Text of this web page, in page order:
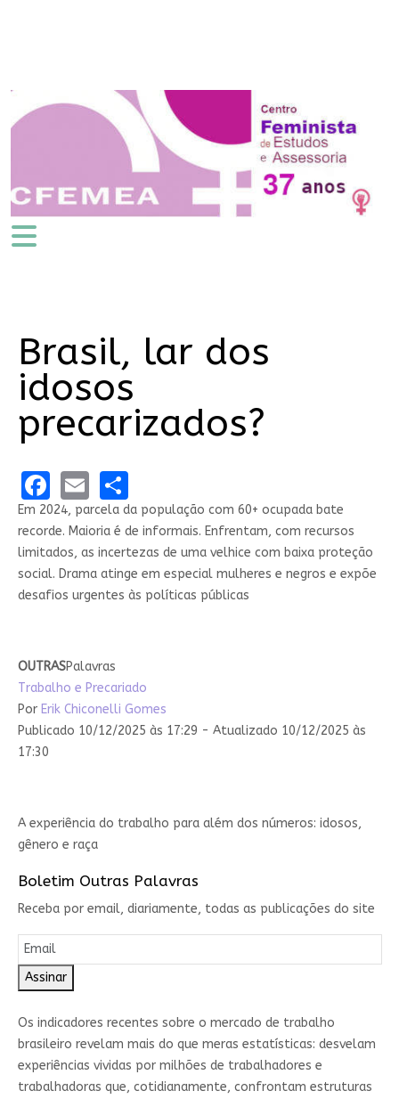
Brasil, lar dos
idosos
precarizados?
Facebook
EmailShare
Em 2024, parcela da população com 60+ ocupada bate
recorde. Maioria é de informais. Enfrentam, com recursos
limitados, as incertezas de uma velhice com baixa proteção
social. Drama atinge em especial mulheres e negros e expõe
desafios urgentes às políticas públicas
OUTRASPalavras
Trabalho e Precariado
Por Erik Chiconelli Gomes
Publicado 10/12/2025 às 17:29 - Atualizado 10/12/2025 às
17:30
A experiência do trabalho para além dos números: idosos,
gênero e raça
Boletim Outras Palavras
Receba por email, diariamente, todas as publicações do site
Assinar
Os indicadores recentes sobre o mercado de trabalho
brasileiro revelam mais do que meras estatísticas: desvelam
experiências vividas por milhões de trabalhadores e
trabalhadoras que, cotidianamente, confrontam estruturas